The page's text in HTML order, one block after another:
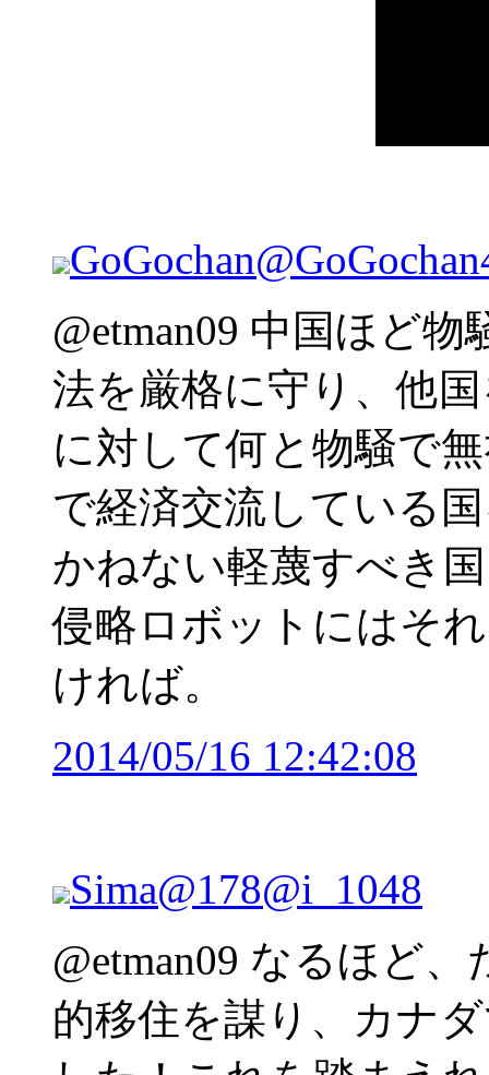
GoGochan
@etman09 中国ほど
法を厳格に守り、他
に対して何と物騒で
で経済交流している
かねない軽蔑すべき
侵略ロボットにはそ
ければ。
2014/05/16 12:42:08
Sima@178@i_1048
@etman09 なるほど
的移住を謀り、カナ